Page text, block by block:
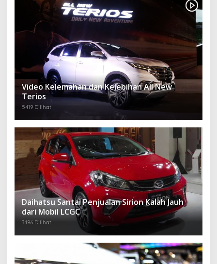
Video Kelemahan dan Kelebihan All New
Terios
5419 Dilihat
Daihatsu Santai Penjualan Sirion Kalah Jauh
dari Mobil LCGC
3496 Dilihat